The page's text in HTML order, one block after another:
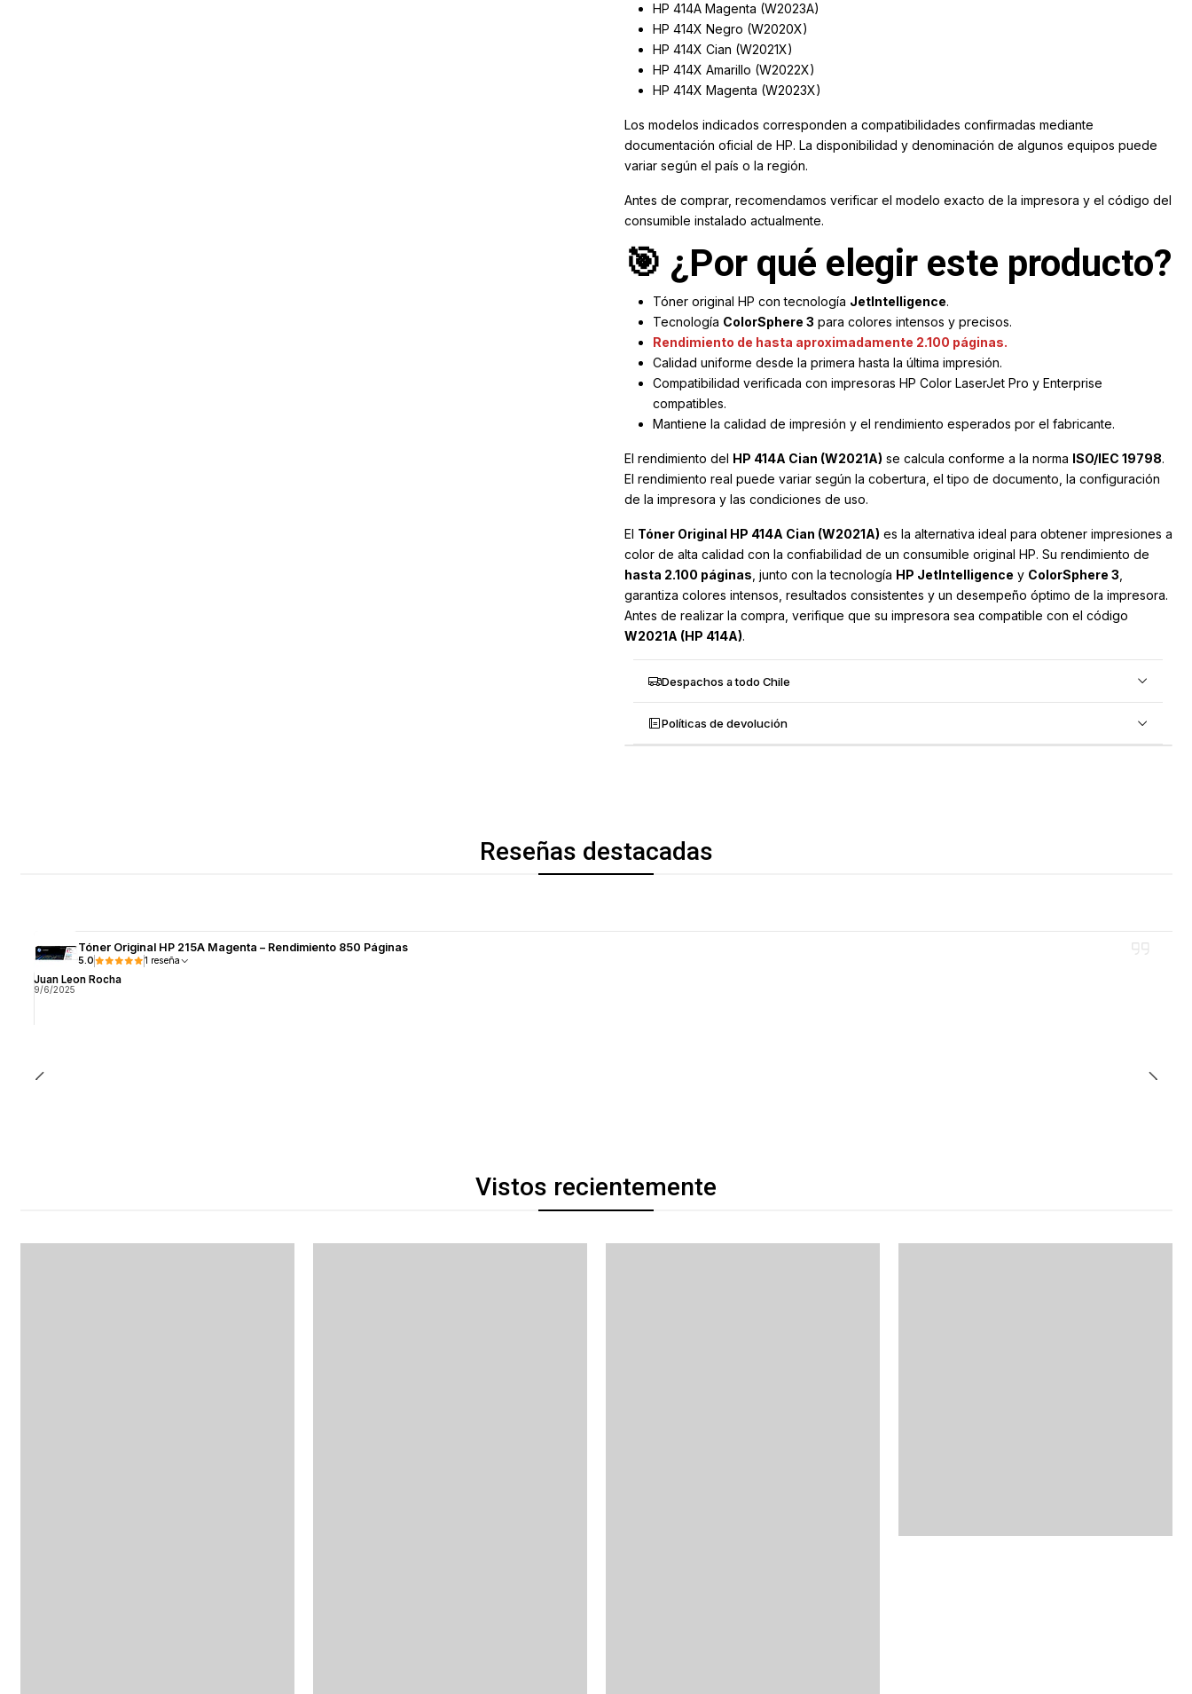
HP 414A Magenta (W2023A)
HP 414X Negro (W2020X)
HP 414X Cian (W2021X)
HP 414X Amarillo (W2022X)
HP 414X Magenta (W2023X)
Los modelos indicados corresponden a compatibilidades confirmadas mediante
documentación oficial de HP. La disponibilidad y denominación de algunos equipos puede
variar según el país o la región.
Antes de comprar, recomendamos verificar el modelo exacto de la impresora y el código del
consumible instalado actualmente.
🎯 ¿Por qué elegir este producto?
Tóner original HP con tecnología JetIntelligence.
Tecnología ColorSphere 3 para colores intensos y precisos.
Rendimiento de hasta aproximadamente 2.100 páginas.
Calidad uniforme desde la primera hasta la última impresión.
Compatibilidad verificada con impresoras HP Color LaserJet Pro y Enterprise
compatibles.
Mantiene la calidad de impresión y el rendimiento esperados por el fabricante.
El rendimiento del HP 414A Cian (W2021A) se calcula conforme a la norma ISO/IEC 19798.
El rendimiento real puede variar según la cobertura, el tipo de documento, la configuración
de la impresora y las condiciones de uso.
El Tóner Original HP 414A Cian (W2021A) es la alternativa ideal para obtener impresiones a
color de alta calidad con la confiabilidad de un consumible original HP. Su rendimiento de
hasta 2.100 páginas , junto con la tecnología HP JetIntelligence y ColorSphere 3
garantiza colores intensos, resultados consistentes y un desempeño óptimo de la impresora.
Antes de realizar la compra, verifique que su impresora sea compatible con el código
W2021A (HP 414A).
Despachos a todo Chile
Políticas de devolución
Reseñas destacadas
Tóner Original HP 215A Magenta – Rendimiento 850 Páginas
5.0 1 reseña
Juan Leon Rocha
9/6/2025
Vistos recientemente